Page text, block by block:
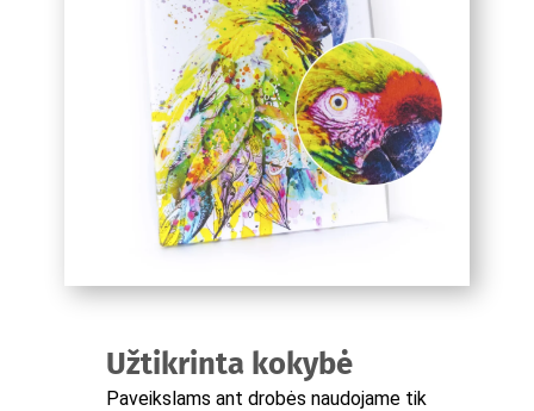
Užtikrinta kokybė
Paveikslams ant drobės naudojame tik